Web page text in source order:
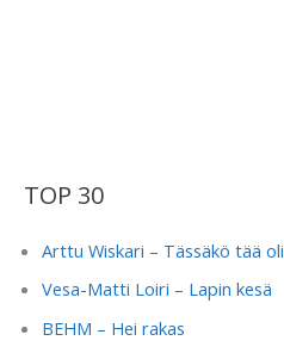
TOP 30
Arttu Wiskari – Tässäkö tää oli
Vesa-Matti Loiri – Lapin kesä
BEHM – Hei rakas